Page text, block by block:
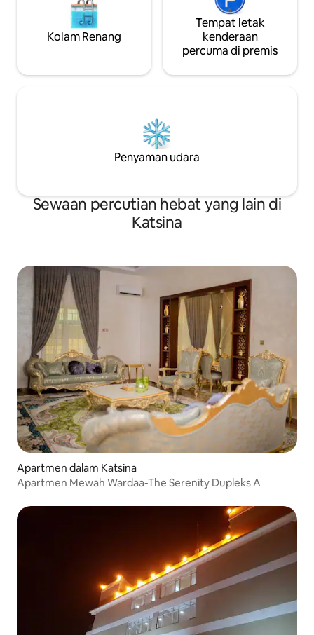
Kolam Renang
Tempat letak
kenderaan
percuma di premis
Penyaman udara
Sewaan percutian hebat yang lain di
Katsina
Apartmen dalam Katsina
Apartmen Mewah Wardaa-The Serenity Dupleks A